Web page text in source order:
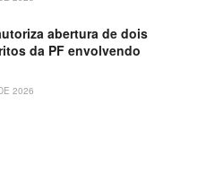
abertura de dois
da PF envolvendo
2026